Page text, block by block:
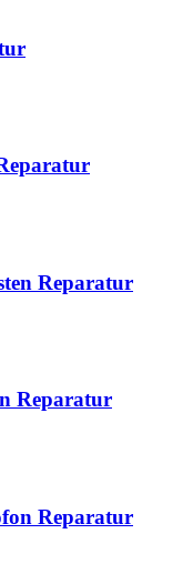
Reparatur
Reparatur
Reparatur